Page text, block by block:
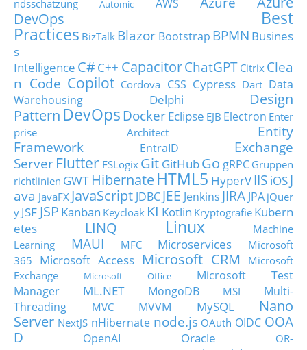
ndsschätzung
Automic AWS
DevOps
Best
Practices BizTalk Blazor Bootstrap BPMN Busines
s
Intelligence C#C++ CapacitorChatGPT Citrix Clea
n Code Copilot Cordova CSS Cypress Dart Data
Warehousing
Delphi
Design
Pattern DevOps DockerEclipse EJB Electron Enter
prise Architect
Entity
Framework
EntraID
Exchange
Server Flutter FSLogix Git GitHubGo gRPC Gruppen
richtlinien GWT HibernateHTML5 HyperVIIS iOSJ
ava JavaFX JavaScript JDBC JEE Jenkins JIRA JPA jQuer
y JSF JSP Kanban Keycloak KI Kotlin Kryptografie Kubern
etes
LINQ Linux
Machine
Learning
MAUI MFC Microservices
Microsoft
365
Microsoft Access Microsoft CRM
Microsoft
Exchange
Microsoft Office
Microsoft Test
Manager
ML.NET MongoDB MSI
Multi-
Threading
MVC MVVM MySQL
Nano
Server NextJS nHibernate node.js OAuth OIDC OOA
D
OpenAI Oracle
OR-